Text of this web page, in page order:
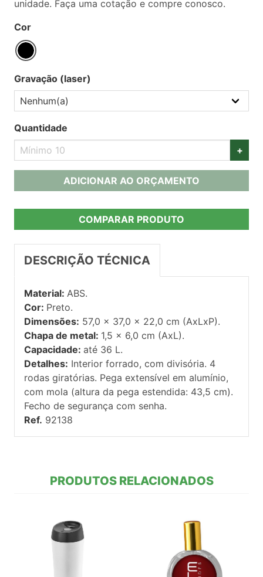
unidade. Faça uma cotação e compre conosco.
Cor
Gravação (laser)
Quantidade
+
ADICIONAR AO ORÇAMENTO
COMPARAR PRODUTO
DESCRIÇÃO TÉCNICA
Material: ABS.
Cor: Preto.
Dimensões: 57,0 x 37,0 x 22,0 cm (AxLxP).
Chapa de metal: 1,5 x 6,0 cm (AxL).
Capacidade: até 36 L.
Detalhes: Interior forrado, com divisória. 4
rodas giratórias. Pega extensível em alumínio,
com mola (altura da pega estendida: 43,5 cm).
Fecho de segurança com senha.
Ref. 92138
PRODUTOS RELACIONADOS